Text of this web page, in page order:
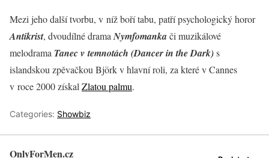
Mezi jeho další tvorbu, v níž boří tabu, patří psychologický horor
Antikrist, dvoudílné drama Nymfomankači muzikálové
melodrama Tanec v temnotách (Dancer in the Dark)s
islandskou zpěvačkou Björk v hlavní roli, za které v Cannes
v roce 2000 získal Zlatou palmu.
Categories: Showbiz
OnlyForMen.cz